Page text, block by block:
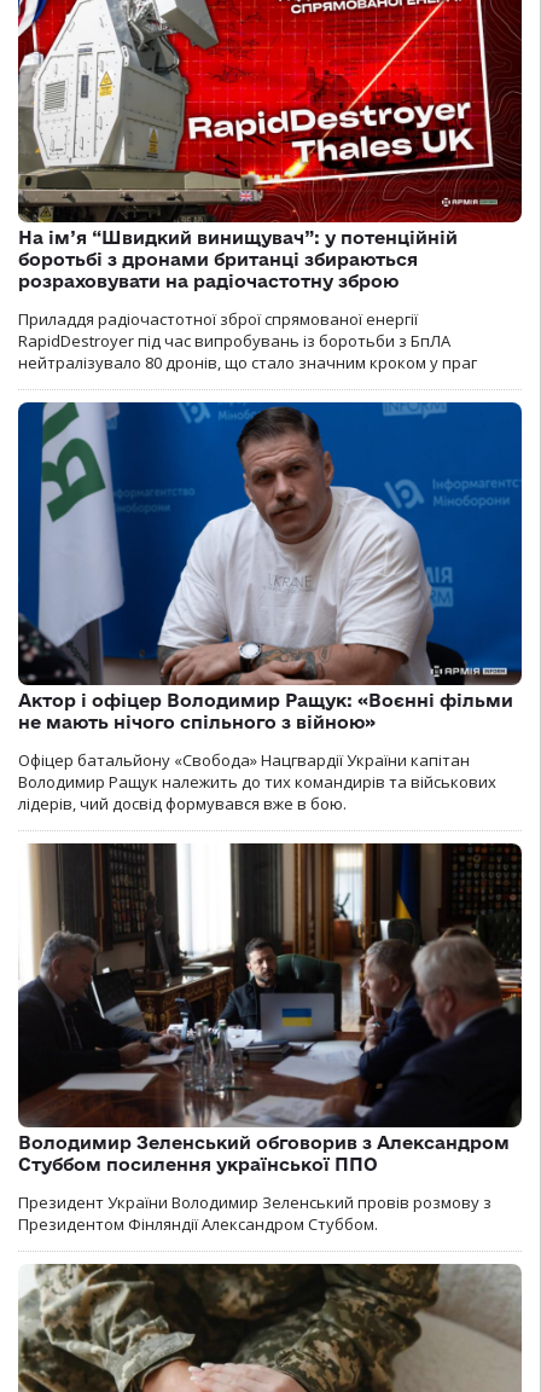
На ім’я “Швидкий винищувач”: у потенційній
боротьбі з дронами британці збираються
розраховувати на радіочастотну зброю
Приладдя радіочастотної зброї спрямованої енергії
RapidDestroyer під час випробувань із боротьби з БпЛА
нейтралізувало 80 дронів, що стало значним кроком у праг
Актор і офіцер Володимир Ращук: «Воєнні фільми
не мають нічого спільного з війною»
Офіцер батальйону «Свобода» Нацгвардії України капітан
Володимир Ращук належить до тих командирів та військових
лідерів, чий досвід формувався вже в бою.
Володимир Зеленський обговорив з Александром
Стуббом посилення української ППО
Президент України Володимир Зеленський провів розмову з
Президентом Фінляндії Александром Стуббом.